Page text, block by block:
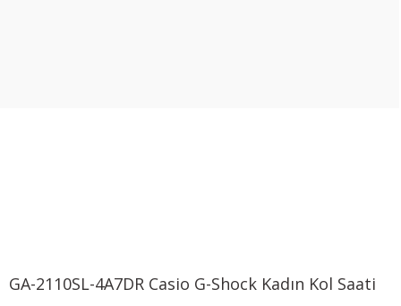
GA-2110SL-4A7DR Casio G-Shock Kadın Kol Saati